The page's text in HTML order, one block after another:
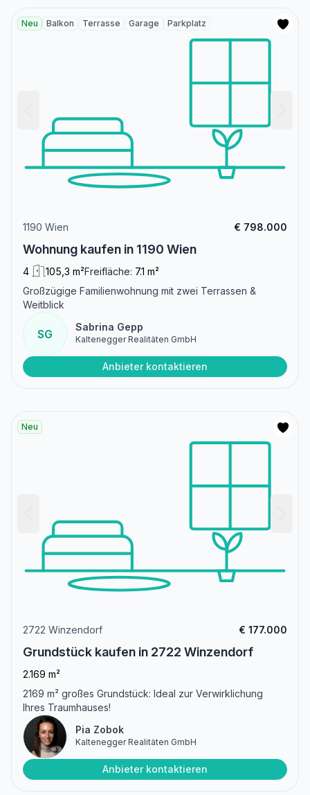
Neu Balkon Terrasse Garage Parkplatz
1190 Wien € 798.000
Wohnung kaufen in 1190 Wien
4 105,3 m²Freifläche: 7.1 m²
Großzügige Familienwohnung mit zwei Terrassen &
Weitblick
SG
Sabrina Gepp
Kaltenegger Realitäten GmbH
Anbieter kontaktieren
Neu
2722 Winzendorf € 177.000
Grundstück kaufen in 2722 Winzendorf
2.169 m²
2169 m² großes Grundstück: Ideal zur Verwirklichung
Ihres Traumhauses!
Pia Zobok
Kaltenegger Realitäten GmbH
Anbieter kontaktieren